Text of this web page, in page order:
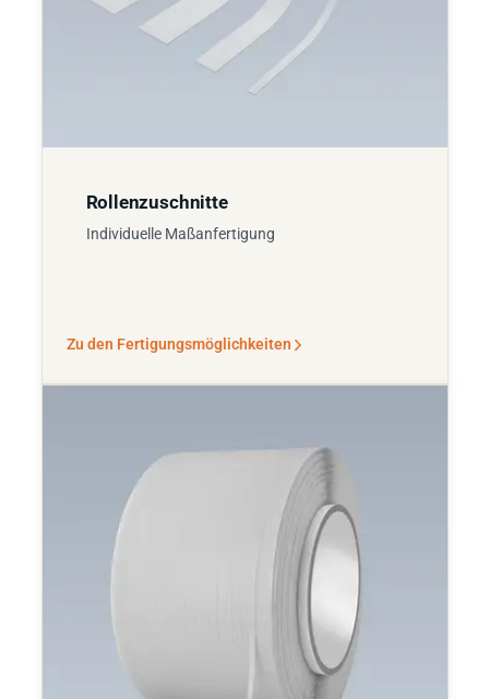
Rollenzuschnitte
Individuelle Maßanfertigung
Zu den Fertigungsmöglichkeiten